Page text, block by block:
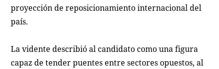
proyección de reposicionamiento internacional del
país.
La vidente describió al candidato como una figura
capaz de tender puentes entre sectores opuestos, al